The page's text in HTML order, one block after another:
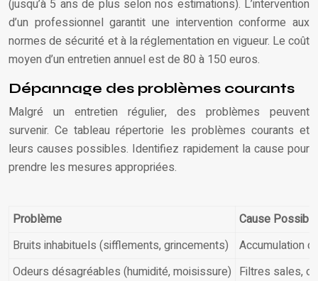
(jusqu’à 5 ans de plus selon nos estimations). L’intervention
d’un professionnel garantit une intervention conforme aux
normes de sécurité et à la réglementation en vigueur. Le coût
moyen d’un entretien annuel est de 80 à 150 euros.
Dépannage des problèmes courants
Malgré un entretien régulier, des problèmes peuvent
survenir. Ce tableau répertorie les problèmes courants et
leurs causes possibles. Identifiez rapidement la cause pour
prendre les mesures appropriées.
Problème
Cause Possible
Bruits inhabituels (sifflements, grincements)
Accumulation
Odeurs désagréables (humidité, moisissure) Filtres sales,